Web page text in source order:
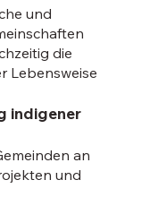
und
die
Lebensweise
indigener
an
und